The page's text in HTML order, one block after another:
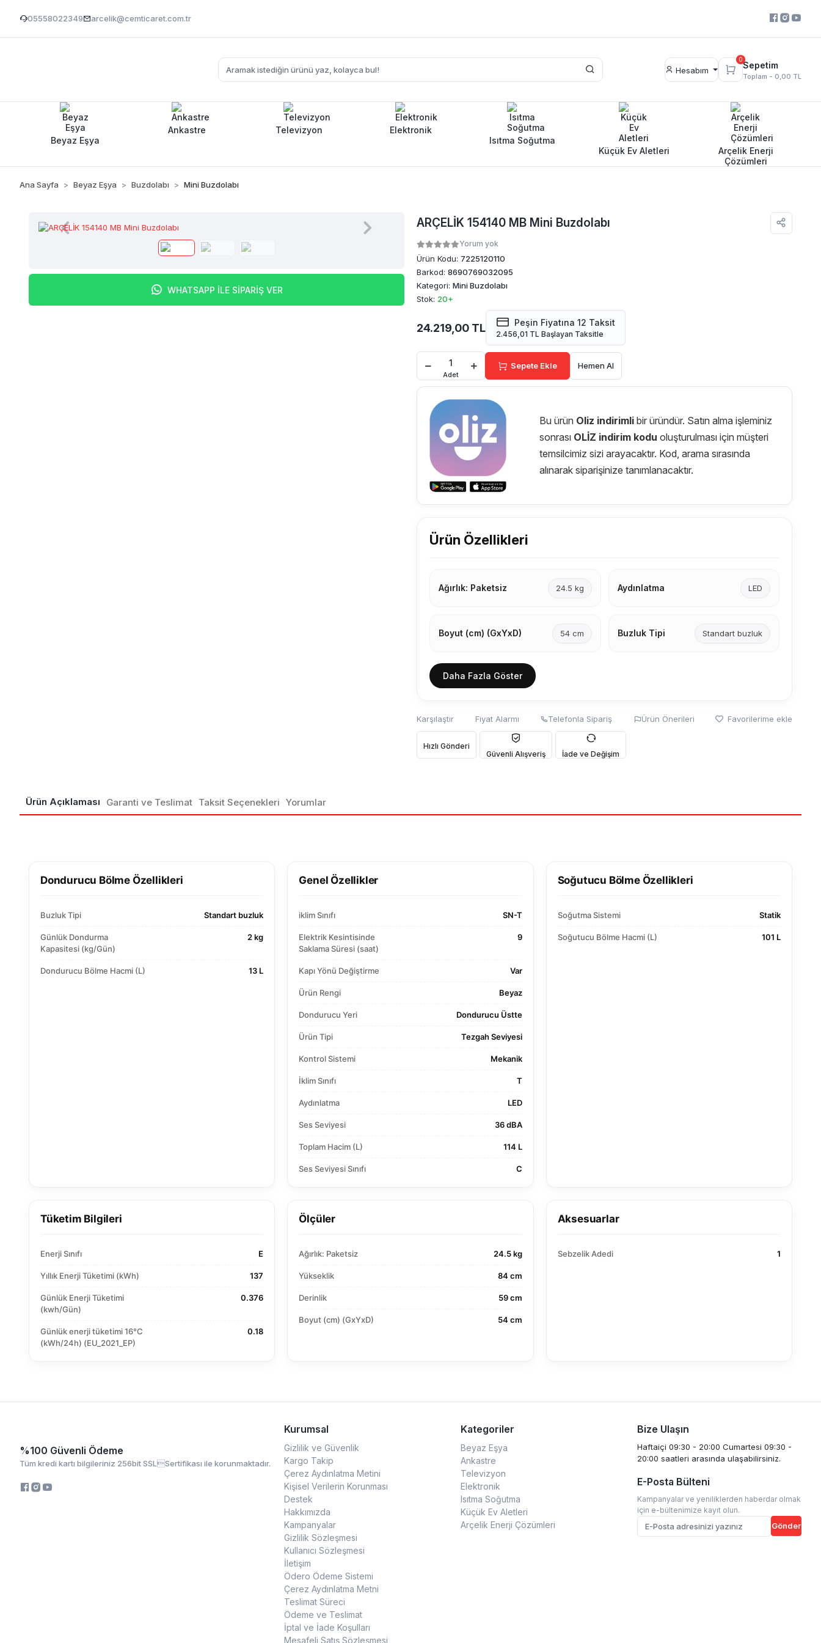
05558022349 arcelik@cemticaret.com.tr
Hesabım
0
Sepetim
Toplam - 0,00 TL
Beyaz Eşya
Ankastre Televizyon
Elektronik
Isıtma Soğutma
Küçük Ev Aletleri
Arçelik Enerji
Çözümleri
Ana Sayfa Beyaz Eşya Buzdolabı Mini Buzdolabı
WHATSAPP İLE SİPARİŞ VER
ARÇELİK 154140 MB Mini Buzdolabı
Yorum yok
Ürün Kodu: 7225120110
Barkod: 8690769032095
Kategori: Mini Buzdolabı
Stok: 20+
24.219,00 TL Peşin Fiyatına 12 Taksit
2.456,01 TL Başlayan Taksitle
Adet
Sepete Ekle Hemen Al
Bu ürün Oliz indirimli bir üründür. Satın alma işleminiz
sonrası OLİZ indirim kodu oluşturulması için müşteri
temsilcimiz sizi arayacaktır. Kod, arama sırasında
alınarak siparişinize tanımlanacaktır.
Ürün Özellikleri
Ağırlık: Paketsiz 24.5 kg Aydınlatma LED
Boyut (cm) (GxYxD) 54 cm Buzluk Tipi Standart buzluk
Daha Fazla Göster
Karşılaştır Fiyat Alarmı Telefonla Sipariş Ürün Önerileri Favorilerime ekle
Hızlı Gönderi
Güvenli Alışveriş
İade ve Değişim
Ürün Açıklaması Garanti ve Teslimat Taksit Seçenekleri Yorumlar
Dondurucu Bölme Özellikleri
Buzluk Tipi Standart buzluk
Günlük Dondurma
Kapasitesi (kg/Gün)
2 kg
Dondurucu Bölme Hacmi (L) 13 L
Genel Özellikler
iklim Sınıfı SN-T
Elektrik Kesintisinde
Saklama Süresi (saat)
9
Kapı Yönü Değiştirme Var
Ürün Rengi Beyaz
Dondurucu Yeri Dondurucu Üstte
Ürün Tipi Tezgah Seviyesi
Kontrol Sistemi Mekanik
İklim Sınıfı T
Aydınlatma LED
Ses Seviyesi 36 dBA
Toplam Hacim (L) 114 L
Ses Seviyesi Sınıfı C
Soğutucu Bölme Özellikleri
Soğutma Sistemi Statik
Soğutucu Bölme Hacmi (L) 101 L
Tüketim Bilgileri
Enerji Sınıfı E
Yıllık Enerji Tüketimi (kWh) 137
Günlük Enerji Tüketimi
(kwh/Gün)
0.376
Günlük enerji tüketimi 16°C
(kWh/24h) (EU_2021_EP)
0.18
Ölçüler
Ağırlık: Paketsiz 24.5 kg
Yükseklik 84 cm
Derinlik 59 cm
Boyut (cm) (GxYxD) 54 cm
Aksesuarlar
Sebzelik Adedi 1
%100 Güvenli Ödeme
Tüm kredi kartı bilgileriniz 256bit SSLSertifikası ile korunmaktadır.
Kurumsal
Gizlilik ve Güvenlik
Kargo Takip
Çerez Aydınlatma Metini
Kişisel Verilerin Korunması
Destek
Hakkımızda
Kampanyalar
Gizlilik Sözleşmesi
Kullanıcı Sözleşmesi
İletişim
Ödero Ödeme Sistemi
Çerez Aydınlatma Metni
Teslimat Süreci
Ödeme ve Teslimat
İptal ve İade Koşulları
Mesafeli Satış Sözleşmesi
Kategoriler
Beyaz Eşya
Ankastre
Televizyon
Elektronik
Isıtma Soğutma
Küçük Ev Aletleri
Arçelik Enerji Çözümleri
Bize Ulaşın
Haftaiçi 09:30 - 20:00 Cumartesi 09:30 -
20:00 saatleri arasında ulaşabilirsiniz.
E-Posta Bülteni
Kampanyalar ve yeniliklerden haberdar olmak
için e-bültenimize kayıt olun.
Gönder